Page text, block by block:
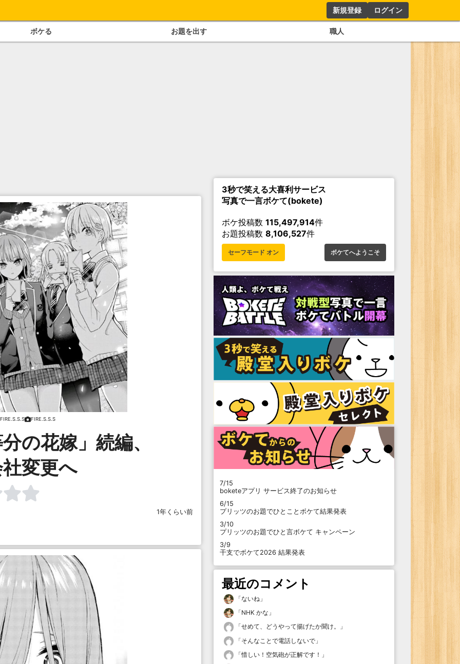
新規登録 ログイン
ボケる お題を出す 職人
FIRE.S.S.S FIRE.S.S.S
の花嫁」続編、
変更へ
1年くらい前
3秒で笑える大喜利サービス
写真で一言ボケて(bokete)
ボケ投稿数 115,497,914件
お題投稿数 8,106,527件
セーフモード オン ボケてへようこそ
7/15
boketeアプリ サービス終了のお知らせ
6/15
プリッツのお題でひとことボケて結果発表
3/10
プリッツのお題でひと言ボケて キャンペーン
3/9
干支でボケて2026 結果発表
最近のコメント
「ないね 」
「NHK かな 」
「せめて、どうやって揚げたか聞け。
」
「そんなことで電話しないで 」
「惜しい！空気砲が正解です！ 」